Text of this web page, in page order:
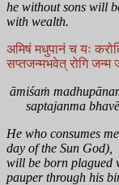
he without sons will
with wealth.
अमिषं मधुपानं च यः
सप्तजन्मभवेत् रोगि जन्म
āmiśaṁ
saptajanma
He who consumes
day of the Sun God),
will be born plagued
pauper through his